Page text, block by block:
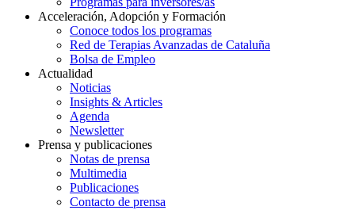
Acceleración, Adopción y Formación
Conoce todos los programas
Red de Terapias Avanzadas de Cataluña
Bolsa de Empleo
Actualidad
Noticias
Insights & Articles
Agenda
Newsletter
Prensa y publicaciones
Notas de prensa
Multimedia
Publicaciones
Contacto de prensa